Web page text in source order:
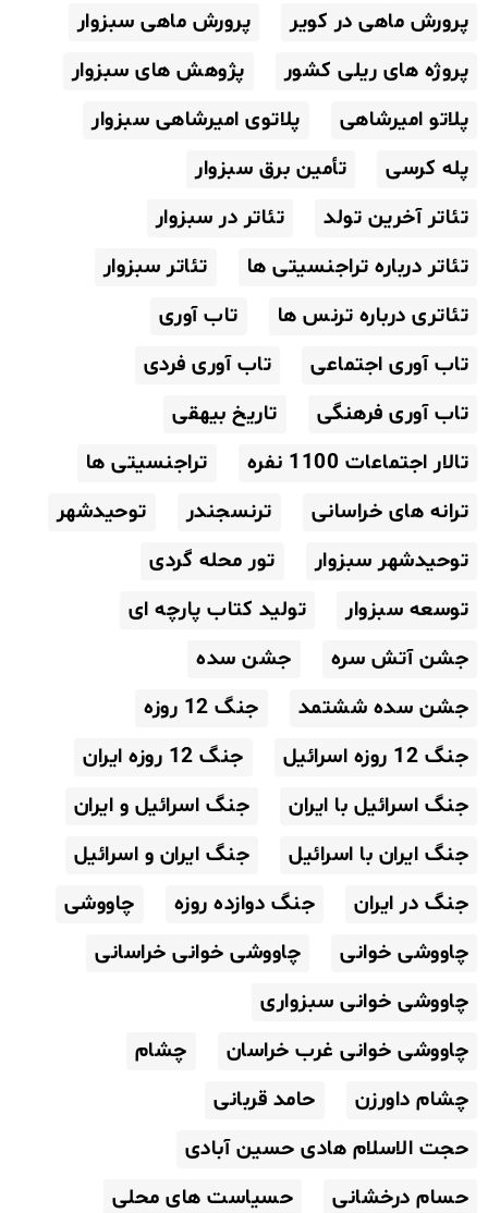
پرورش ماهی در کویر
پرورش ماهی سبزوار
پروژه های ریلی کشور
پژوهش های سبزوار
پلاتو امیرشاهی
پلاتوی امیرشاهی سبزوار
پله کرسی
تأمین برق سبزوار
تئاتر آخرین تولد
تئاتر در سبزوار
تئاتر درباره تراجنسیتی ها
تئاتر سبزوار
تئاتری درباره ترنس ها
تاب آوری
تاب آوری اجتماعی
تاب آوری فردی
تاب آوری فرهنگی
تاریخ بیهقی
تالار اجتماعات 1100 نفره
تراجنسیتی ها
ترانه های خراسانی
ترنسجندر
توحیدشهر
توحیدشهر سبزوار
تور محله گردی
توسعه سبزوار
تولید کتاب پارچه ای
جشن آتش سره
جشن سده
جشن سده ششتمد
جنگ 12 روزه
جنگ 12 روزه اسرائیل
جنگ 12 روزه ایران
جنگ اسرائیل با ایران
جنگ اسرائیل و ایران
جنگ ایران با اسرائیل
جنگ ایران و اسرائیل
جنگ در ایران
جنگ دوازده روزه
چاووشی
چاووشی خوانی
چاووشی خوانی خراسانی
چاووشی خوانی سبزواری
چاووشی خوانی غرب خراسان
چشام
چشام داورزن
حامد قربانی
حجت الاسلام هادی حسین آبادی
حسام درخشانی
حسیاست های محلی